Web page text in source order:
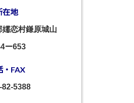
在地
恋村鎌原城山
ー653
・FAX
82-5388